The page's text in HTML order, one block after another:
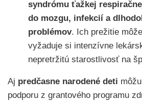
syndrómu ťažkej
do mozgu, infekcií a
problémov. Ich prežitie
vyžaduje si intenzívne
nepretržitú starostlivosť na
Aj predčasne narodené deti
podporu z grantového programu